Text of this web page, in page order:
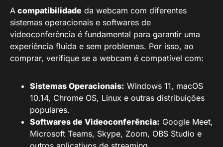
A compatibilidade da webcam com diferentes
sistemas operacionais e softwares de
videoconferência é fundamental para garantir uma
experiência fluida e sem problemas. Por isso, ao
comprar, verifique se a webcam é compatível com:
Sistemas Operacionais: Windows 11, macOS
10.14, Chrome OS, Linux e outras distribuições
populares.
Softwares de Videoconferência: Google Meet,
Microsoft Teams, Skype, Zoom, OBS Studio e